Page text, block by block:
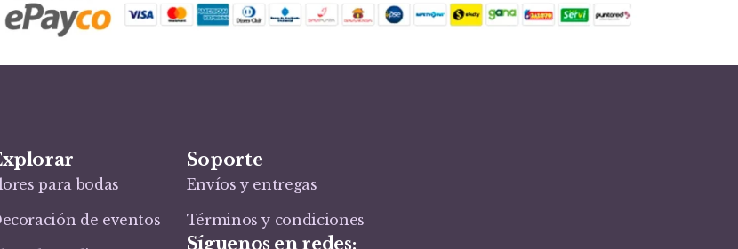
para bodas
de eventos
Soporte
Envíos y entregas
Términos y condiciones
Síguenos en redes: